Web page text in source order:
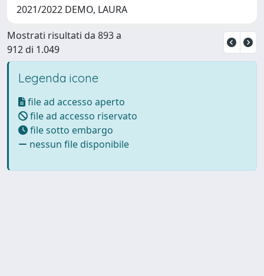
2021/2022 DEMO, LAURA
Mostrati risultati da 893 a
912 di 1.049
Legenda icone
file ad accesso aperto
file ad accesso riservato
file sotto embargo
nessun file disponibile